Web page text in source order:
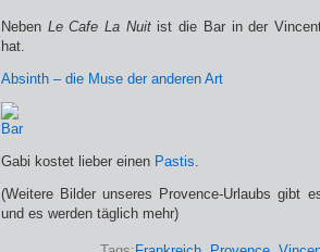
Neben Le Cafe La Nuitist die Bar in der
hat.
Absinth – die Muse der anderen Art
Gabi kostet lieber einen Pastis.
(Weitere Bilder unseres Provence-Urlaubs gibt
und es werden täglich mehr)